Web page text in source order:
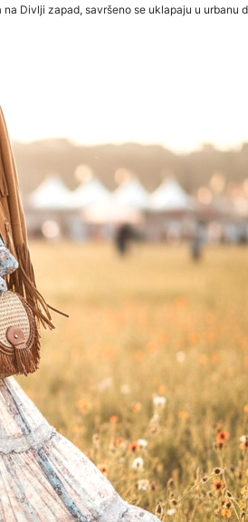
Divlji zapad, savršeno se uklapaju u